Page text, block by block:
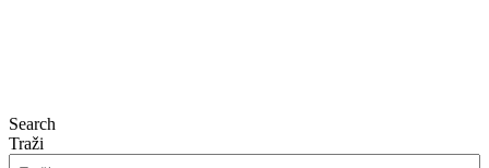
Search
Traži